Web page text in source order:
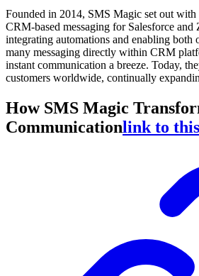
Founded in 2014, SMS Magic set out with
CRM-based messaging for Salesforce and
integrating automations and enabling both
many messaging directly within CRM
instant communication a breeze. Today,
customers worldwide, continually
How SMS Magic
Communicationlink to